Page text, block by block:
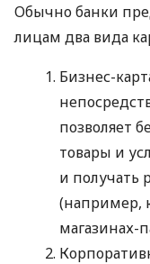
Обычно банки
лицам два вида
Бизнес-
позволяет
товары и
и получать
(например,
магазинах-